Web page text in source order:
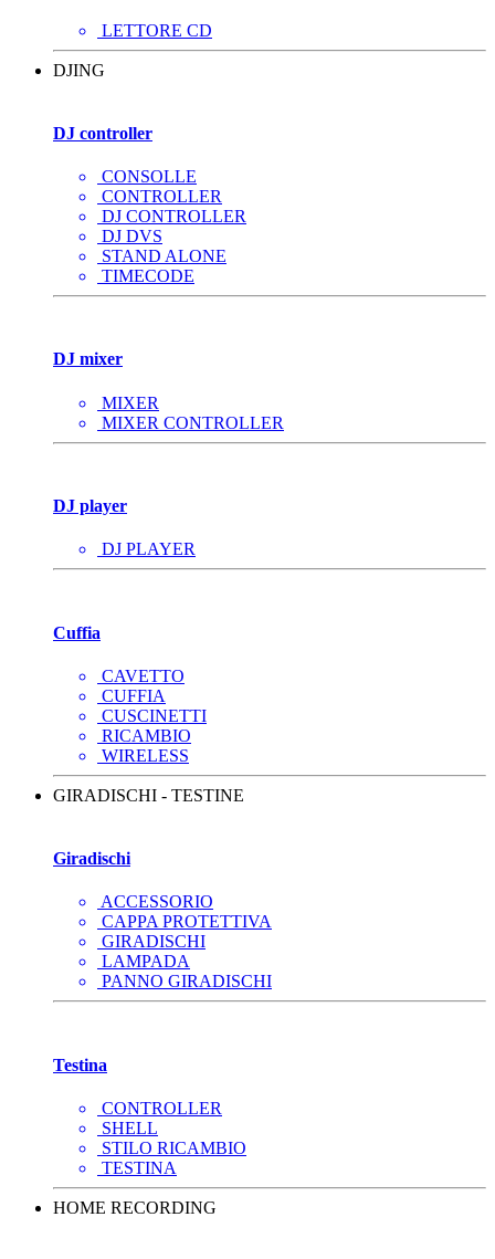
LETTORE CD
DJING
DJ controller
CONSOLLE
CONTROLLER
DJ CONTROLLER
DJ DVS
STAND ALONE
TIMECODE
DJ mixer
MIXER
MIXER CONTROLLER
DJ player
DJ PLAYER
Cuffia
CAVETTO
CUFFIA
CUSCINETTI
RICAMBIO
WIRELESS
GIRADISCHI - TESTINE
Giradischi
ACCESSORIO
CAPPA PROTETTIVA
GIRADISCHI
LAMPADA
PANNO GIRADISCHI
Testina
CONTROLLER
SHELL
STILO RICAMBIO
TESTINA
HOME RECORDING